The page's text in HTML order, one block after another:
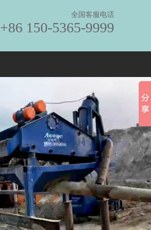
全国客服电话
+86 150-5365-9999